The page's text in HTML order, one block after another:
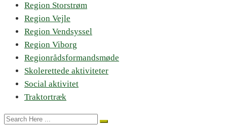
Region Storstrøm
Region Vejle
Region Vendsyssel
Region Viborg
Regionrådsformandsmøde
Skolerettede aktiviteter
Social aktivitet
Traktortræk